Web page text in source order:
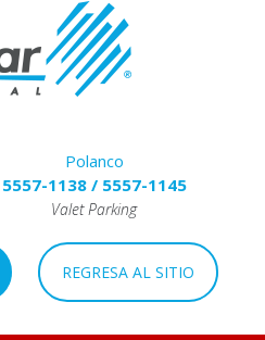
Polanco
5557-1138/ 5557-1145
Valet Parking
REGRESA AL SITIO